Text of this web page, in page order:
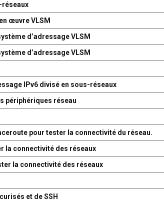
réseaux
œuvre VLSM
d’adressage VLSM
d’adressage VLSM
IPv6 divisé en sous-réseaux
périphériques réseau
pour tester la connectivité du réseau.
la connectivité des réseaux
la connectivité des réseaux
et de SSH